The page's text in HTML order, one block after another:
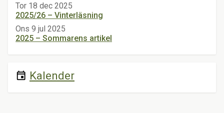
Tor 18 dec 2025
2025/26 – Vinterläsning
Ons 9 jul 2025
2025 – Sommarens artikel
event Kalender